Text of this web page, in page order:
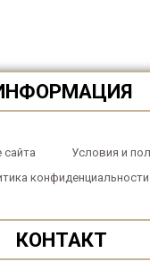
Условия и
конфиденциальности
КОНТАКТ